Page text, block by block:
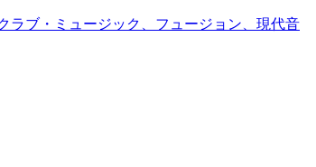
ラブ・ミュージック、フュージョン、現代音